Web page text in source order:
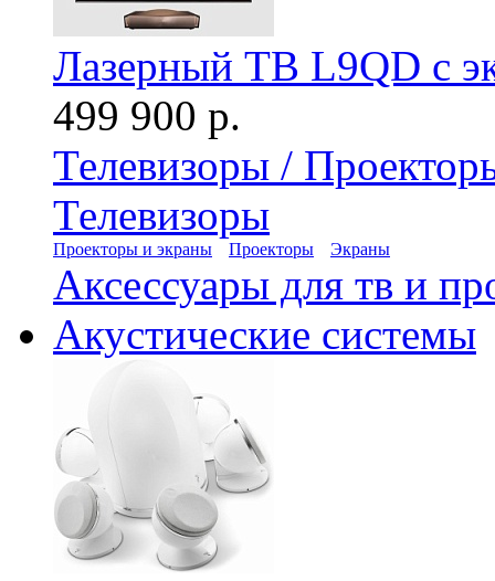
Лазерный ТВ L9QD с
499 900 р.
Телевизоры /
Телевизоры
Проекторы и экраны Проекторы Экраны
Аксессуары для тв и
Акустические системы